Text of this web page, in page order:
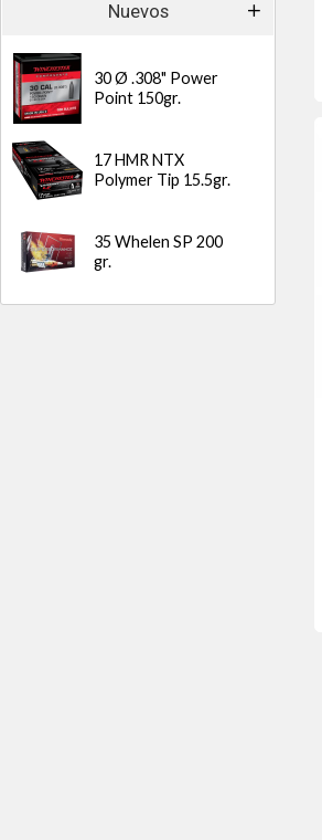
Nuevos
30 Ø .308" Power
Point 150gr.
17 HMR NTX
Polymer Tip 15.5gr.
35 Whelen SP 200
gr.